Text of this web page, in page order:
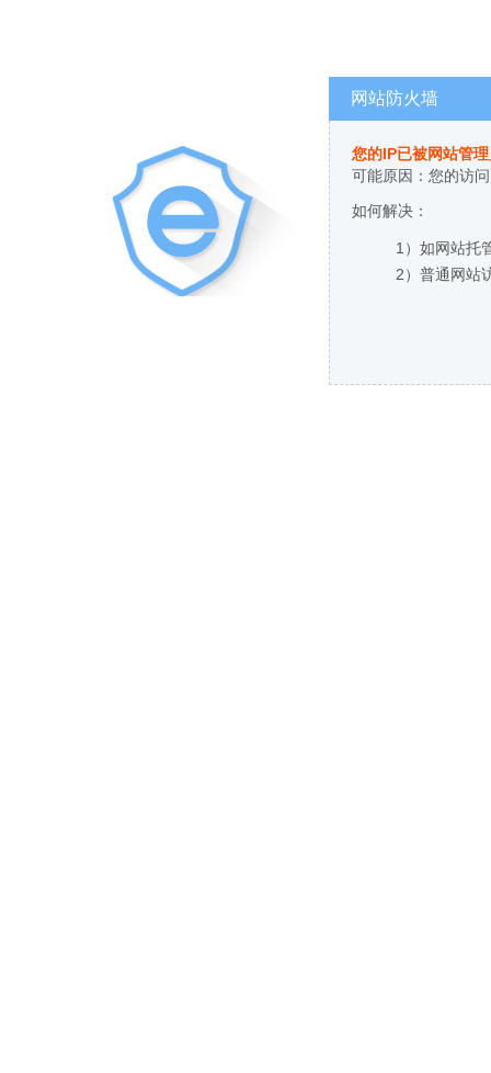
网站防火墙
您的IP已被网站管
可能原因：您的访
如何解决：
1）如网站托
2）普通网站